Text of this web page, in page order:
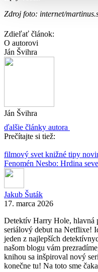
Zdroj foto: internet/
Zdieľať článok:
O autorovi
Ján Švihra
Ján Švihra
ďalšie články autora
Prečítajte si tiež:
filmový svet knižné tipy
Fenomén Nesbo: Hrdina
Jakub Šuták
17. marca 2026
Detektív Harry Hole, hlavná
seriálový debut na Netflixe!
jeden z najlepších
našom blogu vám
knihou sa inšpiroval nový
konečne tu! Na toto sme